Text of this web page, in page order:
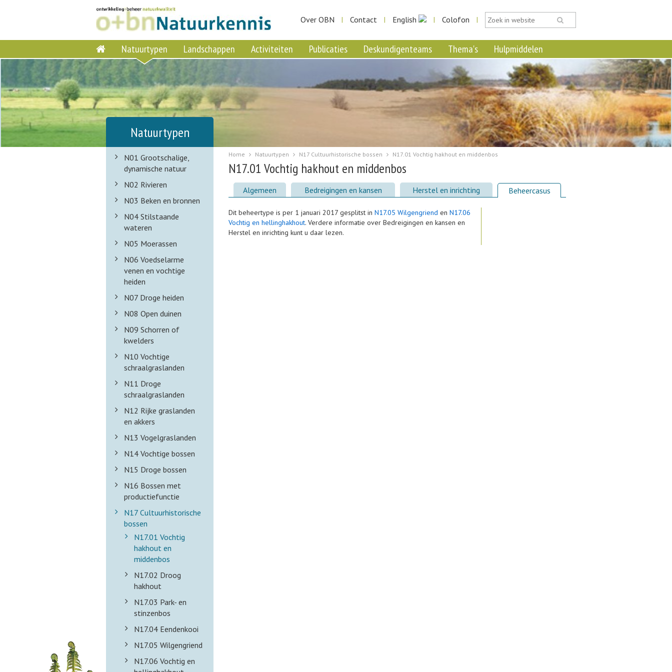
Over OBN | Contact | English | Colofon |
Natuurtypen Landschappen Activiteiten Publicaties Deskundigenteams Thema's Hulpmiddelen
Natuurtypen
N01 Grootschalige,
dynamische natuur
N02 Rivieren
N03 Beken en bronnen
N04 Stilstaande
wateren
N05 Moerassen
N06 Voedselarme
venen en vochtige
heiden
N07 Droge heiden
N08 Open duinen
N09 Schorren of
kwelders
N10 Vochtige
schraalgraslanden
N11 Droge
schraalgraslanden
N12 Rijke graslanden
en akkers
N13 Vogelgraslanden
N14 Vochtige bossen
N15 Droge bossen
N16 Bossen met
productiefunctie
N17 Cultuurhistorische
bossen
N17.01 Vochtig
hakhout en
middenbos
N17.02 Droog
hakhout
N17.03 Park- en
stinzenbos
N17.04 Eendenkooi
N17.05 Wilgengriend
N17.06 Vochtig en
Home Natuurtypen N17 Cultuurhistorische bossen N17.01 Vochtig hakhout en middenbos
N17.01 Vochtig hakhout en middenbos
Algemeen Bedreigingen en kansen Herstel en inrichting Beheercasus
Dit beheertype is per 1 januari 2017 gesplitst in N17.05 Wilgengriend en N17.06
Vochtig en hellinghakhout. Verdere informatie over Bedreigingen en kansen en
Herstel en inrichting kunt u daar lezen.